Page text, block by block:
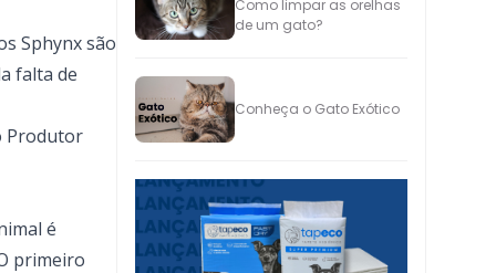
Sphynx são
falta de
Produtor
é
primeiro
Como limpar as orelhas
de um gato?
Conheça o Gato Exótico